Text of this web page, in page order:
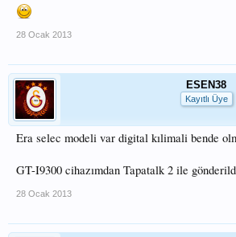
28 Ocak 2013
ESEN38
Kayıtlı Üye
Era selec modeli var digital kılimali bende
GT-I9300 cihazımdan Tapatalk 2 ile
28 Ocak 2013